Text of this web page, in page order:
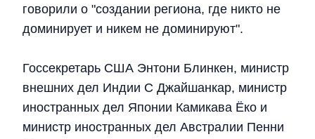
говорили о "создании региона, где никто не
доминирует и никем не доминируют".
Госсекретарь США Энтони Блинкен, министр
внешних дел Индии С Джайшанкар, министр
иностранных дел Японии Камикава Ёко и
министр иностранных дел Австралии Пенни